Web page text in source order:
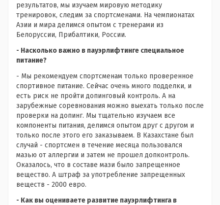
результатов, мы изучаем мировую методику
тренировок, следим за спортсменами. На чемпионатах
Азии и мира делимся опытом с тренерами из
Белоруссии, Прибалтики, России.
- Насколько важно в пауэрлифтинге специальное
питание?
- Мы рекомендуем спортсменам только проверенное
спортивное питание. Сейчас очень много подделки, и
есть риск не пройти допинговый контроль. А на
зарубежные соревнования можно выехать только после
проверки на допинг. Мы тщательно изучаем все
компоненты питания, делимся опытом друг с другом и
только после этого его заказываем. В Казахстане был
случай - спортсмен в течение месяца пользовался
мазью от аллергии и затем не прошел допконтроль.
Оказалось, что в составе мази было запрещенное
вещество. А штраф за употребление запрещенных
веществ - 2000 евро.
- Как вы оцениваете развитие пауэрлифтинга в